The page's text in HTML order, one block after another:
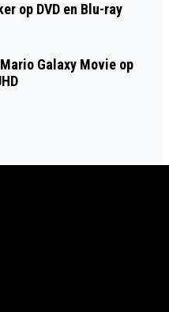
op DVD en Blu-ray
Galaxy Movie op